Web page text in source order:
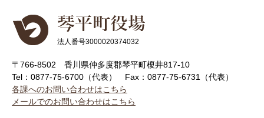
法人番号3000020374032
〒766-8502 香川県仲多度郡琴平町榎井817-10
Tel：0877-75-6700（代表）
Fax：0877-75-6731（代表）
各課へのお問い合わせはこちら
メールでのお問い合わせはこちら